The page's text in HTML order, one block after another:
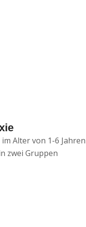
Alter von 1-6 Jahren
zwei Gruppen